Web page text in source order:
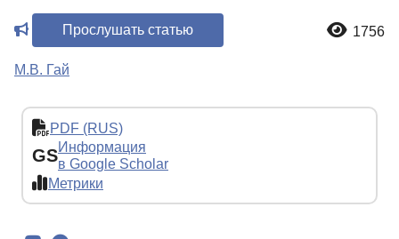
Прослушать статью 1756
М.В. Гай
PDF (RUS)
GSИнформация
в Google Scholar
Метрики